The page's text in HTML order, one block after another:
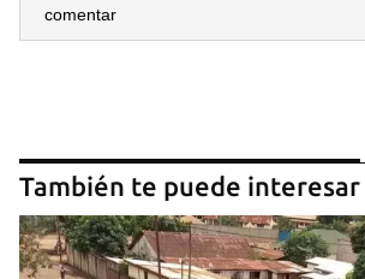
comentar
También te puede interesar